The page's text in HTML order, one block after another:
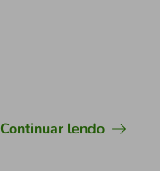
Continuar lendo